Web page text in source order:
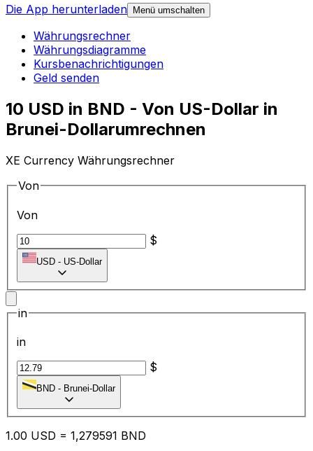
Die App herunterladen
Menü umschalten
Währungsrechner
Währungsdiagramme
Kursbenachrichtigungen
Geld senden
10 USD in BND - Von US-Dollar in
Brunei-Dollarumrechnen
XE Currency Währungsrechner
Von
Von
$
USD - US-Dollar
in
in
$
BND - Brunei-Dollar
1.00 USD = 1,279591 BND